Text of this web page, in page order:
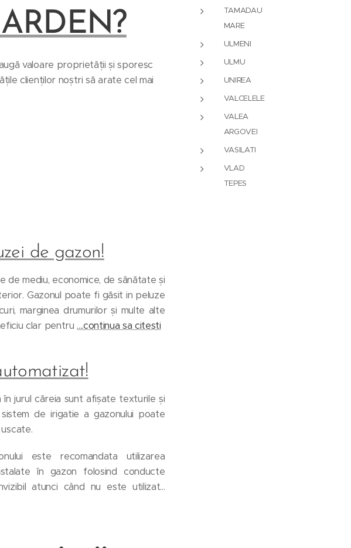
valoare proprietății și sporesc
clienților noștri să arate cel mai
de gazon!
mediu, economice, de sănătate și
Gazonul poate fi găsit in peluze
marginea drumurilor și multe alte
clar pentru ....continua sa citesti
jurul căreia sunt afișate texturile și
de irigatie a gazonului poate
este recomandata utilizarea
în gazon folosind conducte
atunci când nu este utilizat...
TAMADAU
MARE
ULMENI
ULMU
UNIREA
VALCELELE
VALEA
ARGOVEI
VASILATI
VLAD
TEPES